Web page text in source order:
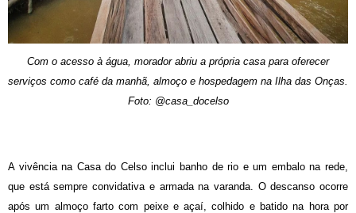
Com o acesso à água, morador abriu a própria casa para oferecer
serviços como café da manhã, almoço e hospedagem na Ilha das Onças.
Foto: @casa_docelso
A vivência na Casa do Celso inclui banho de rio e um embalo na rede,
que está sempre convidativa e armada na varanda. O descanso ocorre
após um almoço farto com peixe e açaí, colhido e batido na hora por